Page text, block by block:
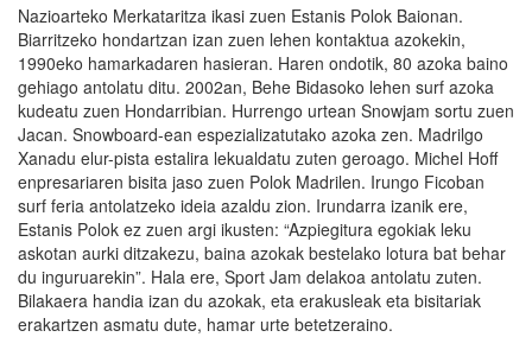
Nazioarteko Merkataritza ikasi zuen Estanis Polok Baionan.
Biarritzeko hondartzan izan zuen lehen kontaktua azokekin,
1990eko hamarkadaren hasieran. Haren ondotik, 80 azoka baino
gehiago antolatu ditu. 2002an, Behe Bidasoko lehen surf azoka
kudeatu zuen Hondarribian. Hurrengo urtean Snowjam sortu zuen
Jacan. Snowboard-ean espezializatutako azoka zen. Madrilgo
Xanadu elur-pista estalira lekualdatu zuten geroago. Michel Hoff
enpresariaren bisita jaso zuen Polok Madrilen. Irungo Ficoban
surf feria antolatzeko ideia azaldu zion. Irundarra izanik ere,
Estanis Polok ez zuen argi ikusten: “Azpiegitura egokiak leku
askotan aurki ditzakezu, baina azokak bestelako lotura bat behar
du inguruarekin”. Hala ere, Sport Jam delakoa antolatu zuten.
Bilakaera handia izan du azokak, eta erakusleak eta bisitariak
erakartzen asmatu dute, hamar urte betetzeraino.